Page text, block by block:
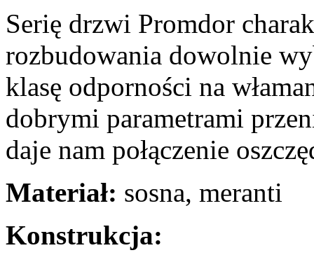
Serię drzwi Promdor
rozbudowania dowolnie
klasę odporności na
dobrymi parametrami
daje nam połączenie
Materiał: sosna, meranti
Konstrukcja: